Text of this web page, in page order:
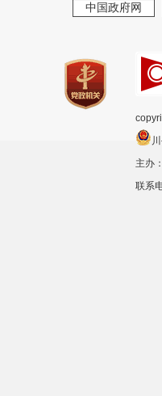
中国政府网
主办
联系